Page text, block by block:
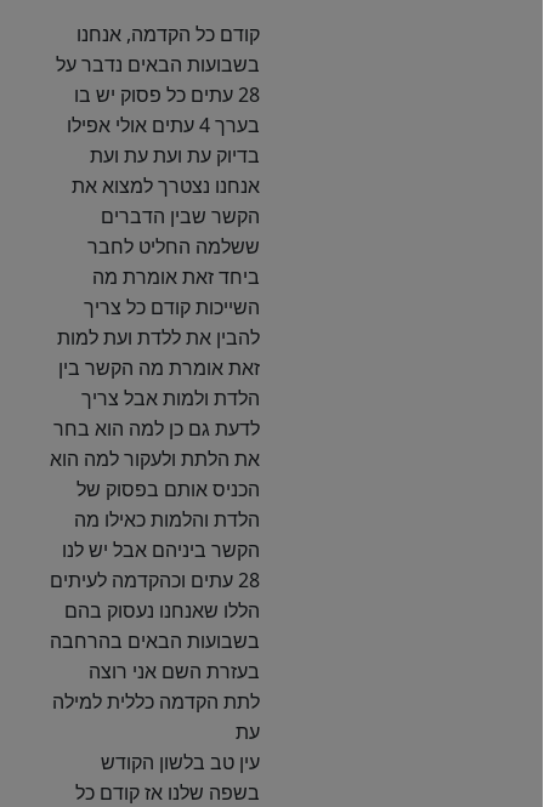
קודם כל הקדמה, אנחנו
בשבועות הבאים נדבר על
28 עתים כל פסוק יש בו
בערך 4 עתים אולי אפילו
בדיוק עת ועת עת ועת
אנחנו נצטרך למצוא את
הקשר שבין הדברים
ששלמה החליט לחבר
ביחד זאת אומרת מה
השייכות קודם כל צריך
להבין את ללדת ועת למות
זאת אומרת מה הקשר בין
הלדת ולמות אבל צריך
לדעת גם כן למה הוא בחר
את הלתת ולעקור למה הוא
הכניס אותם בפסוק של
הלדת והלמות כאילו מה
הקשר ביניהם אבל יש לנו
28 עתים וכהקדמה לעיתים
הללו שאנחנו נעסוק בהם
בשבועות הבאים בהרחבה
בעזרת השם אני רוצה
לתת הקדמה כללית למילה
עת
עין טב בלשון הקודש
בשפה שלנו אז קודם כל